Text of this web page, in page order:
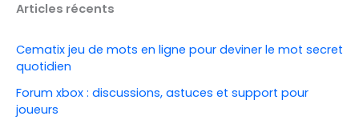
Articles récents
Cematix jeu de mots en ligne pour deviner le mot secret
quotidien
Forum xbox : discussions, astuces et support pour
joueurs